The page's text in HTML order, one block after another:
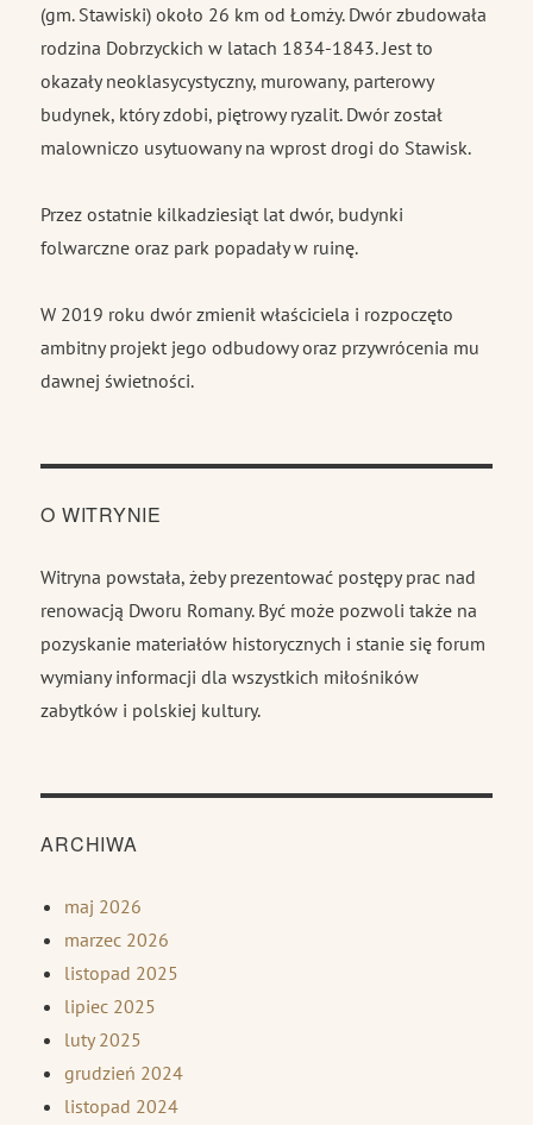
(gm. Stawiski) około 26 km od Łomży. Dwór zbudowała
rodzina Dobrzyckich w latach 1834-1843. Jest to
okazały neoklasycystyczny, murowany, parterowy
budynek, który zdobi, piętrowy ryzalit. Dwór został
malowniczo usytuowany na wprost drogi do Stawisk.
Przez ostatnie kilkadziesiąt lat dwór, budynki
folwarczne oraz park popadały w ruinę.
W 2019 roku dwór zmienił właściciela i rozpoczęto
ambitny projekt jego odbudowy oraz przywrócenia mu
dawnej świetności.
O WITRYNIE
Witryna powstała, żeby prezentować postępy prac nad
renowacją Dworu Romany. Być może pozwoli także na
pozyskanie materiałów historycznych i stanie się forum
wymiany informacji dla wszystkich miłośników
zabytków i polskiej kultury.
ARCHIWA
maj 2026
marzec 2026
listopad 2025
lipiec 2025
luty 2025
grudzień 2024
listopad 2024